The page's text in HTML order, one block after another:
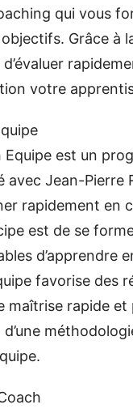
qui vous
Grâce à
votre
est un
avec Jean-Pierre
rapidement en
est de se
d’apprendre
favorise des
maîtrise rapide